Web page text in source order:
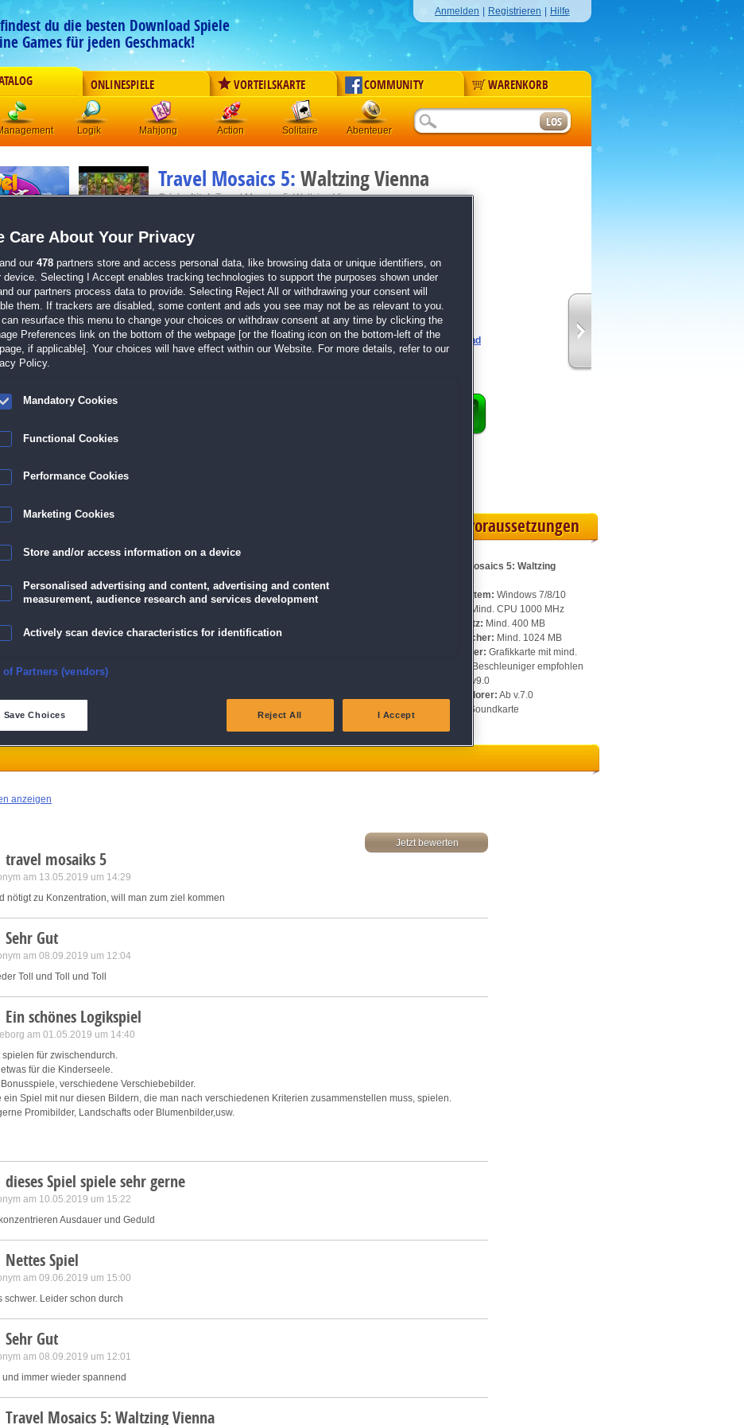
du die besten Download Spiele
Games für jeden Geschmack!
Anmelden Registrieren Hilfe
ONLINESPIELE VORTEILSKARTE COMMUNITY WARENKORB
Logik Mahjong Action Solitaire Abenteuer
Travel Mosaics 5:Waltzing Vienna
Originaltitel:Travel Mosaics 5: Waltzing Vienna
Logik | Größe: 218.3 MB
Löse 140 Nonogramme, 20 Bonusspiele und 10 Puzzles
Werde zum Insider und hol dir eine Portion Edutainment
Erkunde Wien wie im Spiel und schlag dich im Quiz
Im Reisefieber? Mach weiter mitTravel Mosaics 6: Christmas Around
the World
15 Freispiele!
teste es 60 Minuten lang kostenlos!
Walkers?
schon dort. Jetzt wird es auch für dich Zeit, die Tanzschuhe zu schnüren und in den
Walzer aufs Parkett zu legen! Genieße leckere Mozartkugeln, gönn dir eine Wiener
die Wiener Geschichte und Kultur wissen musst. Die Walkers nehmen dich mit auf einen
dass deine grauen Zellen auf Trab bleiben!
und 10 Puzzles
Portion Edutainment
dich im Quiz
Travel Mosaics 6: Christmas Around the World
Systemvoraussetzungen
Für Travel Mosaics 5: Waltzing
Betriebssystem: Windows 7/8/10
Mind. CPU 1000 MHz
Speicherplatz: Mind. 400 MB
Arbeitsspeicher: Mind. 1024 MB
Videospeicher: Grafikkarte mit mind.
128 MB, 3D-Beschleuniger empfohlen
Ab v9.0
Internet Explorer: Ab v.7.0
Soundkarte
anzeigen
Jetzt bewerten
travel mosaiks 5
am 13.05.2019 um 14:29
nötigt zu Konzentration, will man zum ziel kommen
Sehr Gut
am 08.09.2019 um 12:04
Toll und Toll und Toll
Ein schönes Logikspiel
am 01.05.2019 um 14:40
spielen für zwischendurch.
für die Kinderseele.
verschiedene Verschiebebilder.
ein Spiel mit nur diesen Bildern, die man nach verschiedenen Kriterien zusammenstellen muss, spielen.
Promibilder, Landschafts oder Blumenbilder,usw.
dieses Spiel spiele sehr gerne
am 10.05.2019 um 15:22
Ausdauer und Geduld
Nettes Spiel
am 09.06.2019 um 15:00
schwer. Leider schon durch
Sehr Gut
am 08.09.2019 um 12:01
immer wieder spannend
Travel Mosaics 5: Waltzing Vienna
Care About Your Privacy
our 478 partners store and access personal data, like browsing data or unique identifiers, on
device. Selecting I Accept enables tracking technologies to support the purposes shown under
our partners process data to provide. Selecting Reject All or withdrawing your consent will
them. If trackers are disabled, some content and ads you see may not be as relevant to you.
can resurface this menu to change your choices or withdraw consent at any time by clicking the
Preferences link on the bottom of the webpage [or the floating icon on the bottom-left of the
if applicable]. Your choices will have effect within our Website. For more details, refer to our
Policy.
Mandatory Cookies
Functional Cookies
Performance Cookies
Marketing Cookies
Store and/or access information on a device
Personalised advertising and content, advertising and content
measurement, audience research and services development
Actively scan device characteristics for identification
Ensure security, prevent and detect fraud, and fix errors
Match and combine data from other data sources
Save and communicate privacy choices
Show Purposes
of Partners (vendors)
Save Choices Reject All I Accept